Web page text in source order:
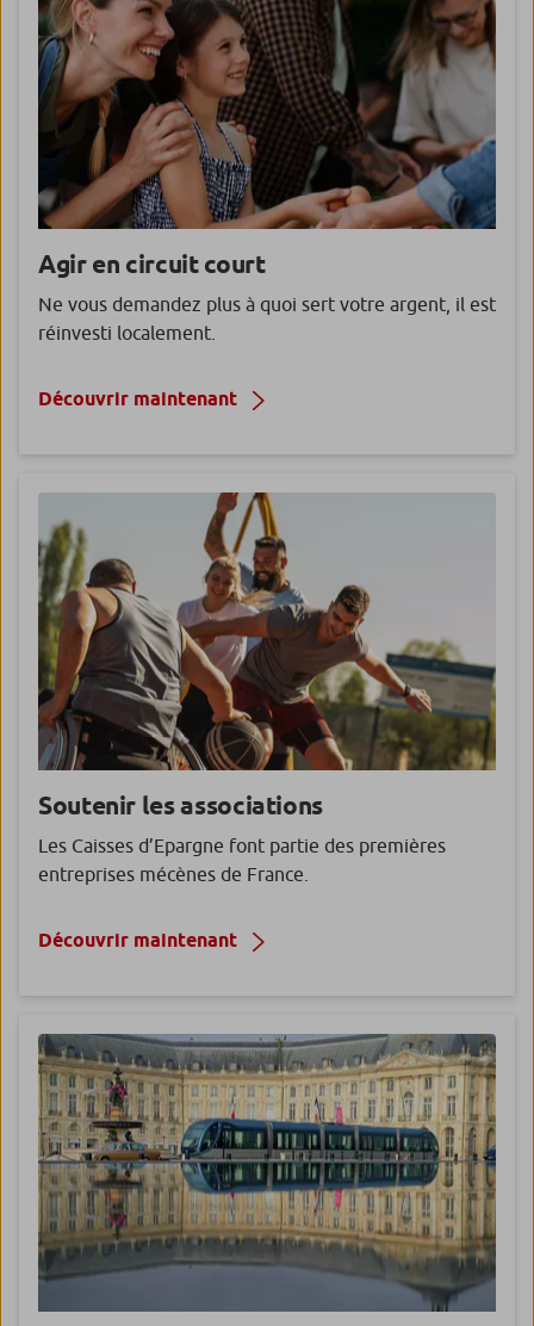
Agir en circuit court
Ne vous demandez plus à quoi sert votre argent, il est
réinvesti localement.
Découvrir maintenant
Soutenir les associations
Les Caisses d’Epargne font partie des premières
entreprises mécènes de France.
Découvrir maintenant